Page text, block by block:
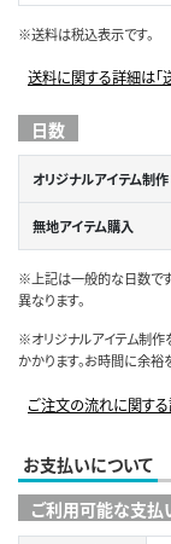
※送料は税込表示です。
送料に関する詳細は「
日数
オリジナルアイテム制作
無地アイテム購入
※上記は一般的な日数です
異なります。
※オリジナルアイテム制作
かかります。お時間に余裕
ご注文の流れに関する
お支払いについて
ご利用可能な支払